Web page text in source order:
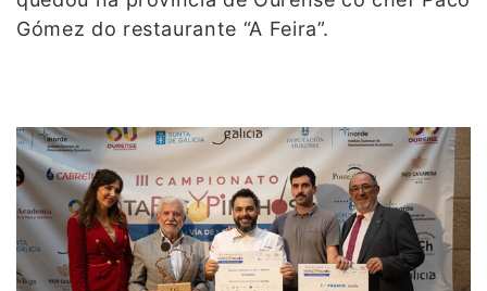
Gómez do restaurante “A Feira”.